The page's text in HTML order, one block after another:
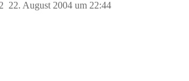
22. August 2004 um 22:44
2